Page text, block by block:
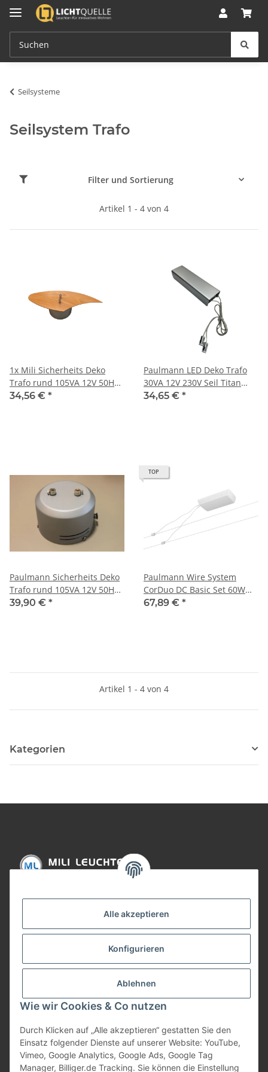
Alle akzeptieren
Konfigurieren
Ablehnen
Wie wir Cookies & Co nutzen
Durch Klicken auf „Alle akzeptieren“ gestatten Sie den
Einsatz folgender Dienste auf unserer Website: YouTube,
Vimeo, Google Analytics, Google Ads, Google Tag
Manager, Billiger.de Tracking. Sie können die Einstellung
Seilsysteme
Seilsystem Trafo
Filter und Sortierung
Artikel 1 - 4 von 4
1x Mili Sicherheits Deko
Trafo rund 105VA 12V 50HZ
230V Seil-Schiene Titan Matt
34,56 € *
Paulmann LED Deko Trafo
30VA 12V 230V Seil Titan
Matt/ Schwarz Ersatz
34,65 € *
Paulmann Sicherheits Deko
Trafo rund 105VA 12V 50HZ
230V Seil-Schiene chrom-
39,90 € *
TOP
Paulmann Wire System
CorDuo DC Basic Set 60W
12m Weiß matt
67,89 € *
Artikel 1 - 4 von 4
Kategorien
Gesetzliche Informationen
Bezahlung